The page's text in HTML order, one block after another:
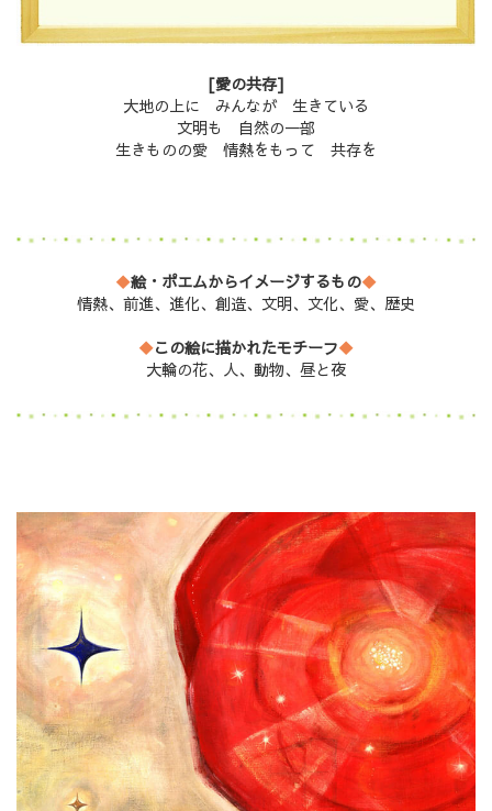
[愛の共存]
大地の上に みんなが 生きている
文明も 自然の一部
生きものの愛 情熱をもって 共存を
◆絵・ポエムからイメージするもの◆
情熱、前進、進化、創造、文明、文化、愛、歴史
◆この絵に描かれたモチーフ◆
大輪の花、人、動物、昼と夜